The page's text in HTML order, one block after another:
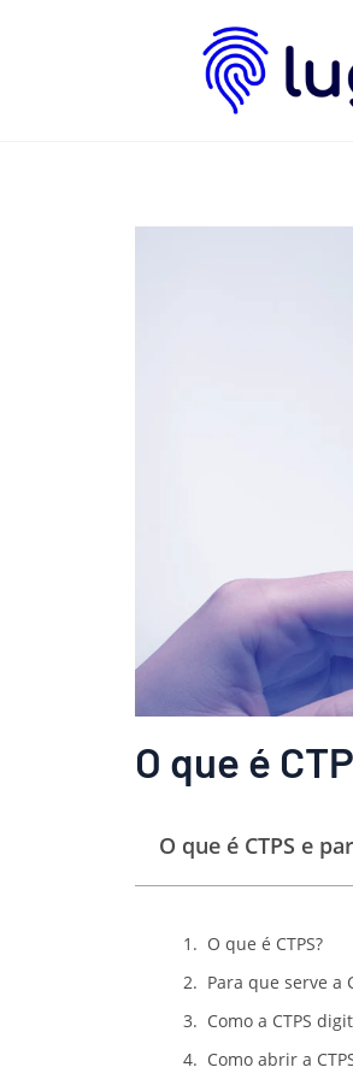
O que é
O que é CTPS e
O que é CTPS?
Para que serve a
Como a CTPS
Como abrir a